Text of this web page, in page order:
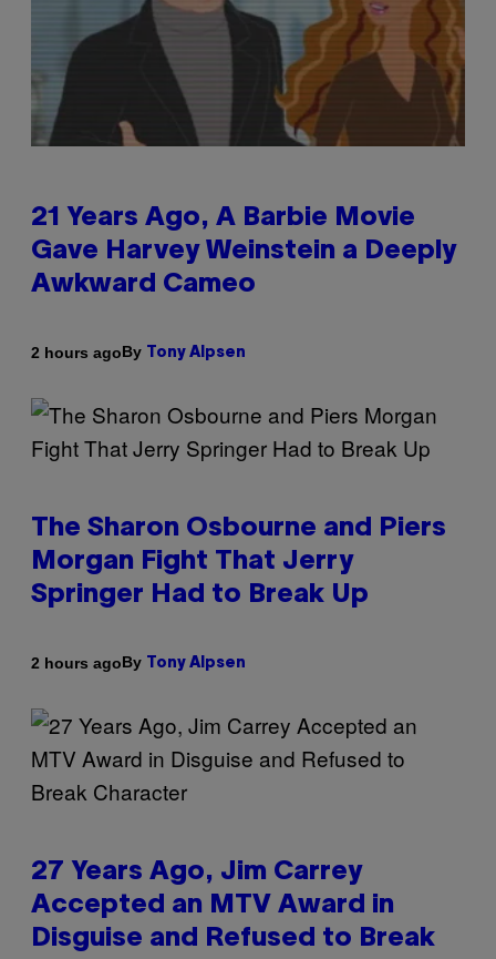
21 Years Ago, A Barbie Movie
Gave Harvey Weinstein a Deeply
Awkward Cameo
2 hours agoBy Tony Alpsen
The Sharon Osbourne and Piers
Morgan Fight That Jerry
Springer Had to Break Up
2 hours agoBy Tony Alpsen
27 Years Ago, Jim Carrey
Accepted an MTV Award in
Disguise and Refused to Break